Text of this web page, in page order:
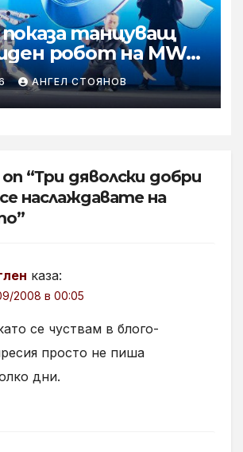
показа танцуващ
робот на MWC
АНГЕЛ СТОЯНОВ
“Три дяволски добри
наслаждавате на
каза:
2008 в 00:05
се чуствам в блого-
просто не пиша
дни.